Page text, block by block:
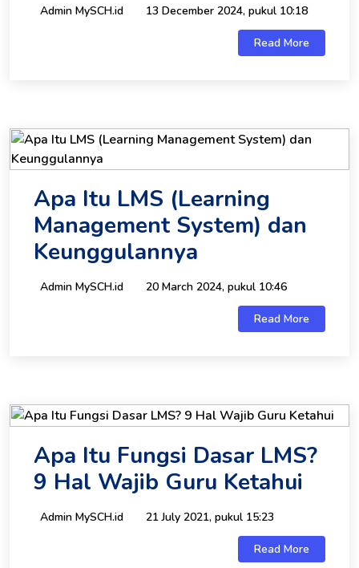
Admin MySCH.id 13 December 2024, pukul 10:18
Read More
Apa Itu LMS (Learning
Management System) dan
Keunggulannya
Admin MySCH.id 20 March 2024, pukul 10:46
Read More
Apa Itu Fungsi Dasar LMS?
9 Hal Wajib Guru Ketahui
Admin MySCH.id 21 July 2021, pukul 15:23
Read More